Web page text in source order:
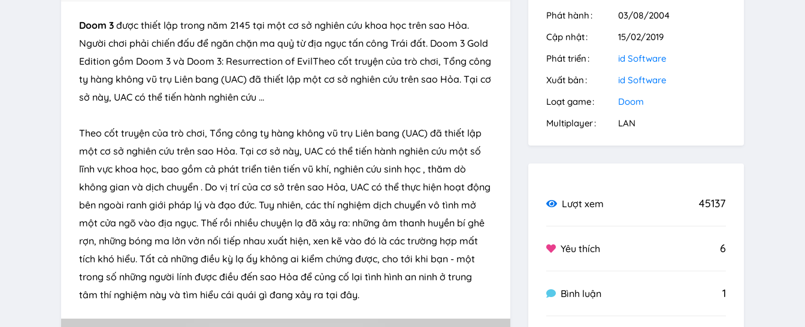
Doom 3 được thiết lập trong năm 2145 tại một cơ sở nghiên cứu khoa học trên sao Hỏa.
Người chơi phải chiến đấu để ngăn chặn ma quỷ từ địa ngục tấn công Trái đất. Doom 3 Gold
Edition gồm Doom 3 và Doom 3: Resurrection of EvilTheo cốt truyện của trò chơi, Tổng công
ty hàng không vũ trụ Liên bang (UAC) đã thiết lập một cơ sở nghiên cứu trên sao Hỏa. Tại cơ
sở này, UAC có thể tiến hành nghiên cứu ...
Theo cốt truyện của trò chơi, Tổng công ty hàng không vũ trụ Liên bang (UAC) đã thiết lập
một cơ sở nghiên cứu trên sao Hỏa. Tại cơ sở này, UAC có thể tiến hành nghiên cứu một số
lĩnh vực khoa học, bao gồm cả phát triển tiên tiến vũ khí, nghiên cứu sinh học , thăm dò
không gian và dịch chuyển . Do vị trí của cơ sở trên sao Hỏa, UAC có thể thực hiện hoạt động
bên ngoài ranh giới pháp lý và đạo đức. Tuy nhiên, các thí nghiệm dịch chuyển vô tình mở
một cửa ngõ vào địa ngục. Thế rồi nhiều chuyện lạ đã xảy ra: những âm thanh huyền bí ghê
rợn, những bóng ma lởn vởn nối tiếp nhau xuất hiện, xen kẽ vào đó là các trường hợp mất
tích khó hiểu. Tất cả những điều kỳ lạ ấy không ai kiểm chứng được, cho tới khi bạn - một
trong số những người lính được điều đến sao Hỏa để củng cố lại tình hình an ninh ở trung
tâm thí nghiệm này và tìm hiểu cái quái gì đang xảy ra tại đây.
Phát hành
03/08/2004
Cập nhật
15/02/2019
Phát triển
id Software
Xuất bản
id Software
Loạt game
Doom
Multiplayer
LAN
Lượt xem 45137
Yêu thích 6
Bình luận 1